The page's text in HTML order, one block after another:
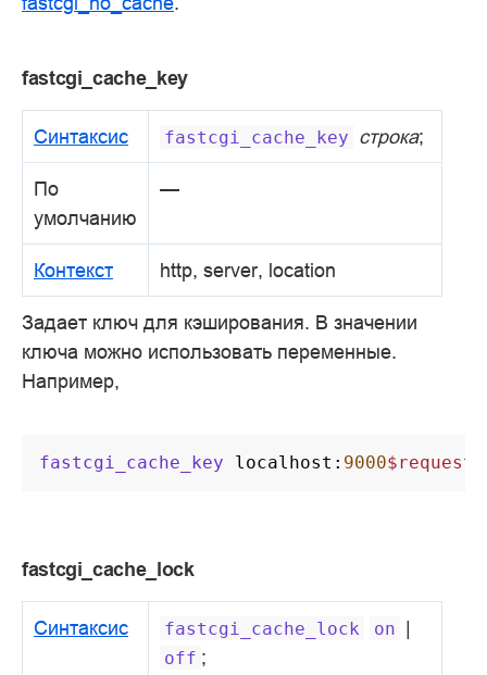
fastcgi_cache_key
Синтаксис fastcgi_cache_key строка;
По
умолчанию
—
Контекст http, server, location
Задает ключ для кэширования. В значении
ключа можно использовать переменные.
Например,
fastcgi_cache_key localhost : 9000
fastcgi_cache_lock
Синтаксис fastcgi_cache_lock on |
off ;